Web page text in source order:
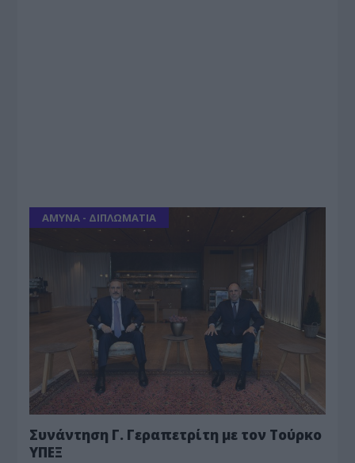
ΑΜΥΝΑ - ΔΙΠΛΩΜΑΤΙΑ
Συνάντηση Γ. Γεραπετρίτη με τον Τούρκο
ΥΠΕΞ